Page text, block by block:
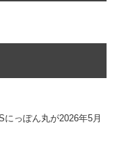
っぽん丸が2026年5月